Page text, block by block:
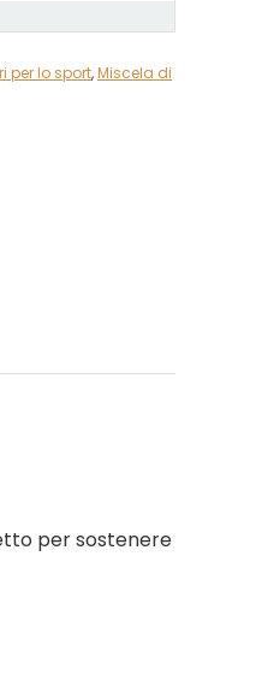
per lo sport,Miscela di
per sostenere